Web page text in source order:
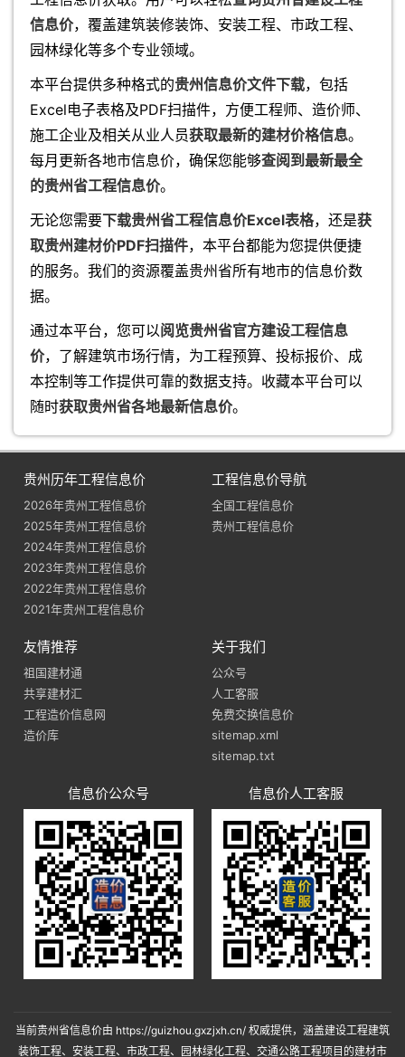
信息价，覆盖建筑装修装饰、安装工程、市政工程、
园林绿化等多个专业领域。
本平台提供多种格式的贵州信息价文件下载，包括
Excel电子表格及PDF扫描件，方便工程师、造价师、
施工企业及相关从业人员获取最新的建材价格信息。
每月更新各地市信息价，确保您能够查阅到最新最全
的贵州省工程信息价。
无论您需要下载贵州省工程信息价Excel表格，还是获
取贵州建材价PDF扫描件，本平台都能为您提供便捷
的服务。我们的资源覆盖贵州省所有地市的信息价数
据。
通过本平台，您可以阅览贵州省官方建设工程信息
价，了解建筑市场行情，为工程预算、投标报价、成
本控制等工作提供可靠的数据支持。收藏本平台可以
随时获取贵州省各地最新信息价。
贵州历年工程信息价
2026年贵州工程信息价
2025年贵州工程信息价
2024年贵州工程信息价
2023年贵州工程信息价
2022年贵州工程信息价
2021年贵州工程信息价
工程信息价导航
全国工程信息价
贵州工程信息价
友情推荐
祖国建材通
共享建材汇
工程造价信息网
造价库
关于我们
公众号
人工客服
免费交换信息价
sitemap.xml
sitemap.txt
信息价公众号 信息价人工客服
当前贵州省信息价由 https://guizhou.gxzjxh.cn/ 权威提供，涵盖建设工程建筑
装饰工程、 安装工程、 市政工程、 园林绿化工程、 交通公路工程项目的建材市